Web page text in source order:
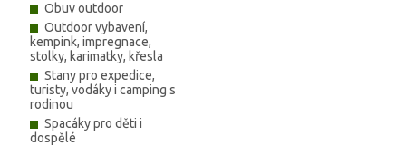
Obuv outdoor
Outdoor vybavení,
kempink, impregnace,
stolky, karimatky, křesla
Stany pro expedice,
turisty, vodáky i camping s
rodinou
Spacáky pro děti i
dospělé